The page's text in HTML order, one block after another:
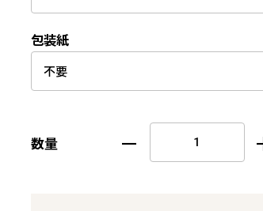
包装紙
数量